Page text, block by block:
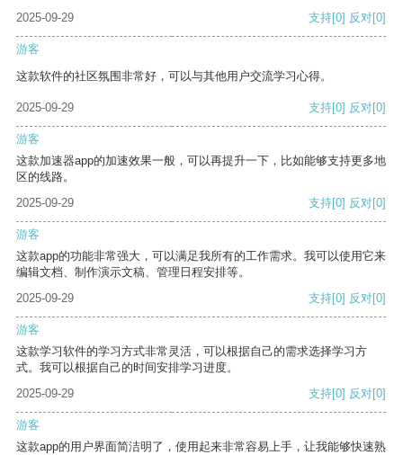
2025-09-29
支持[0] 反对[0]
游客
这款软件的社区氛围非常好，可以与其他用户交流学习心得。
2025-09-29 支持[0] 反对[0]
游客
这款加速器app的加速效果一般，可以再提升一下，比如能够支持更多地
区的线路。
2025-09-29
支持[0] 反对[0]
游客
这款app的功能非常强大，可以满足我所有的工作需求。我可以使用它来
编辑文档、制作演示文稿、管理日程安排等。
2025-09-29
支持[0] 反对[0]
游客
这款学习软件的学习方式非常灵活，可以根据自己的需求选择学习方
式。我可以根据自己的时间安排学习进度。
2025-09-29
支持[0] 反对[0]
游客
这款app的用户界面简洁明了，使用起来非常容易上手，让我能够快速熟